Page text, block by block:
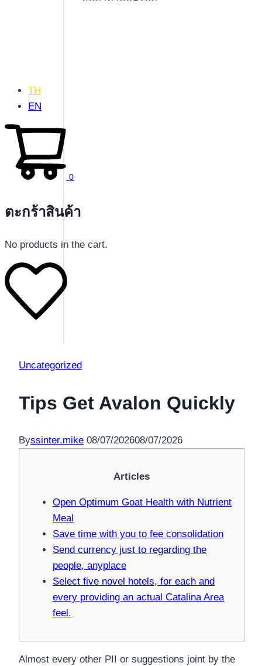
TH
EN
0
ตะกร้าสินค้า
No products in the cart.
Uncategorized
Tips Get Avalon Quickly
Byssinter.mike 08/07/202608/07/2026
Articles
Open Optimum Goat Health with Nutrient
Meal
Save time with you to fee consolidation
Send currency just to regarding the
people, anyplace
Select five novel hotels, for each and
every providing an actual Catalina Area
feel.
Almost every other PII or suggestions joint by the